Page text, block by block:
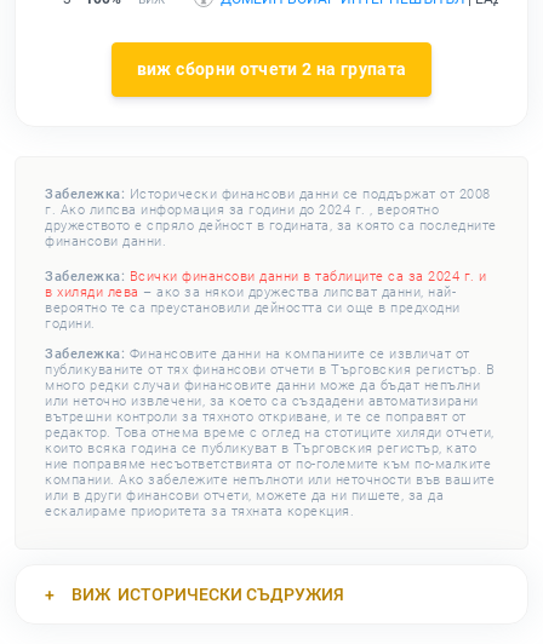
виж сборни отчети 2 на групата
Забележка: Исторически финансови данни се поддържат от 2008
г. Ако липсва информация за години до 2024 г. , вероятно
дружеството е спряло дейност в годината, за която са последните
финансови данни.
Забележка: Всички финансови данни в таблиците са за 2024 г. и
в хиляди лева – ако за някои дружества липсват данни, най-
вероятно те са преустановили дейността си още в предходни
години.
Забележка: Финансовите данни на компаниите се извличат от
публикуваните от тях финансови отчети в Търговския регистър. В
много редки случаи финансовите данни може да бъдат непълни
или неточно извлечени, за което са създадени автоматизирани
вътрешни контроли за тяхното откриване, и те се поправят от
редактор. Това отнема време с оглед на стотиците хиляди отчети,
които всяка година се публикуват в Търговския регистър, като
ние поправяме несъответствията от по-големите към по-малките
компании. Ако забележите непълноти или неточности във вашите
или в други финансови отчети, можете да ни пишете, за да
ескалираме приоритета за тяхната корекция.
ВИЖ ИСТОРИЧЕСКИ СЪДРУЖИЯ